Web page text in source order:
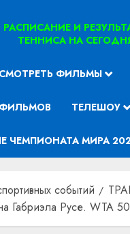
РАСПИСАНИЕ И
ТЕННИСА НА
СМОТРЕТЬ ФИЛЬМЫ
ТЕЛЕШОУ
ЧЕМПИОНАТА МИРА
событий
Габриэла Русе. WTA